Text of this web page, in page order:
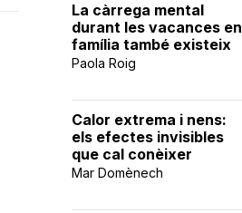
La càrrega mental
durant les vacances en
família també existeix
Paola Roig
Calor extrema i nens:
els efectes invisibles
que cal conèixer
Mar Domènech